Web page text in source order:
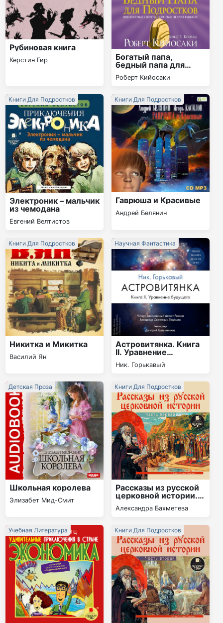
Рубиновая книга
Керстин Гир
Богатый папа,
бедный папа для
подростков
Роберт Кийосаки
Электроник – мальчик
из чемодана
Евгений Велтистов
Книги Для Подростков
Гаврюша и Красивые
Андрей Белянин
Книги Для Подростков
Никитка и Микитка
Василий Ян
Книги Для Подростков
Астровитянка. Книга
II. Уравнение
будущего
Ник. Горькавый
Научная Фантастика
Школьная королева
Элизабет Мид-Смит
Детская Проза
Рассказы из русской
церковной истории.
(часть первая)
Александра Бахметева
Книги Для Подростков
Учебная Литература Книги Для Подростков